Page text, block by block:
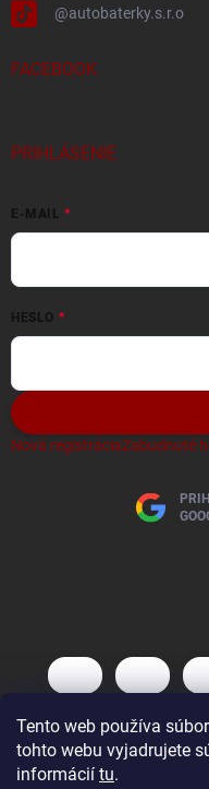
Tento web používa
tohto webu vyjadrujete
informácií tu.
@autobaterky.s.r.o
FACEBOOK
PRIHLÁSENIE
E-MAIL
HESLO
Nová registráciaZabudnuté